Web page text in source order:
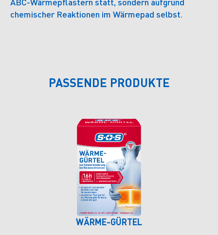
chemischer Reaktionen im Wärmepad selbst.
PASSENDE PRODUKTE
WÄRME-GÜRTEL